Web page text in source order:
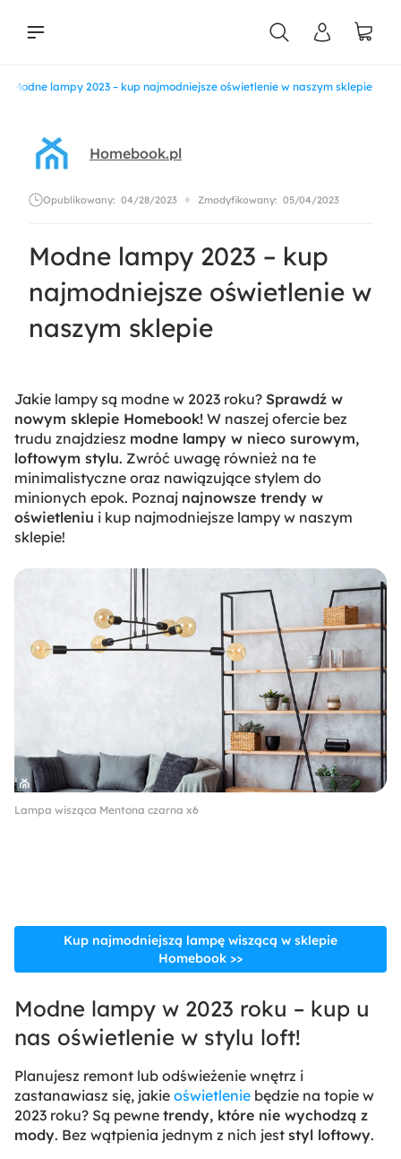
Modne lampy 2023 – kup najmodniejsze oświetlenie w naszym sklepie
Homebook.pl
Opublikowany: 04/28/2023 Zmodyfikowany: 05/04/2023
Modne lampy 2023 – kup
najmodniejsze oświetlenie w
naszym sklepie
Jakie lampy są modne w 2023 roku? Sprawdź w
nowym sklepie Homebook! W naszej ofercie bez
trudu znajdziesz modne lampy w nieco surowym,
loftowym stylu. Zwróć uwagę również na te
minimalistyczne oraz nawiązujące stylem do
minionych epok. Poznaj najnowsze trendy w
oświetleniu i kup najmodniejsze lampy w naszym
sklepie!
Lampa wisząca Mentona czarna x6
Kup najmodniejszą lampę wiszącą w sklepie
Homebook >>
Modne lampy w 2023 roku – kup u
nas oświetlenie w stylu loft!
Planujesz remont lub odświeżenie wnętrz i
zastanawiasz się, jakie oświetlenie będzie na topie w
2023 roku? Są pewne trendy, które nie wychodzą z
mody. Bez wątpienia jednym z nich jest styl loftowy.